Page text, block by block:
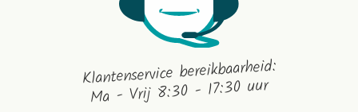
Klantenservice bereikbaarheid:
Ma - Vrij 8:30 - 17:30 uur